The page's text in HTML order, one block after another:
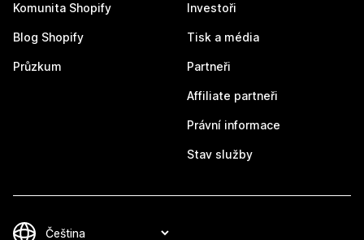
Komunita Shopify
Blog Shopify
Průzkum
Investoři
Tisk a média
Partneři
Affiliate partneři
Právní informace
Stav služby